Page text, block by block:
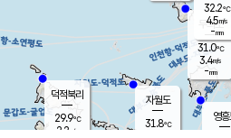
무의도
31.0℃
3.4m/s
-mm
영
자월도
31.8℃
덕적북리
29.9℃
2.2 m/s
32.2℃
4.5m/s
-mm